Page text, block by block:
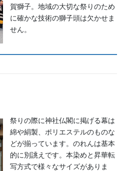
賀獅子。地域の大切な祭りのため
に確かな技術の獅子頭は欠かせま
せん。
祭りの際に神社仏閣に掲げる幕は
綿や絹製、ポリエステルのものな
どが揃っています。のれんは基本
的に別誂えです。本染めと昇華転
写方式で様々なサイズがありま